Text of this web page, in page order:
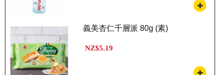
義美杏仁千層派 80g (素)
NZ$5.19